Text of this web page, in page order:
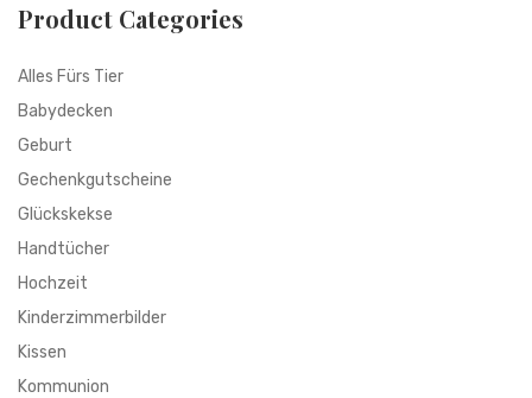
Product Categories
Alles Fürs Tier
Babydecken
Geburt
Gechenkgutscheine
Glückskekse
Handtücher
Hochzeit
Kinderzimmerbilder
Kissen
Kommunion